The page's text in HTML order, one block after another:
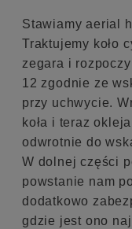
Stawiamy aerial
Traktujemy koło
zegara i
12 zgodnie ze
przy uchwycie.
koła i teraz
odwrotnie do
W dolnej części
powstanie nam
dodatkowo
gdzie jest ono